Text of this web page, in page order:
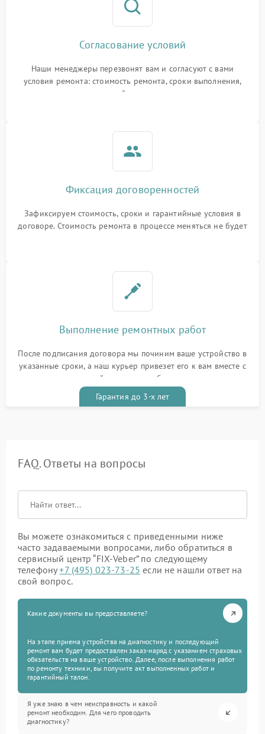
Согласование условий
Наши менеджеры перезвонят вам и согласуют с вами
условия ремонта: стоимость ремонта, сроки выполнения,
гарантийные условия
Фиксация договоренностей
Зафиксируем стоимость, сроки и гарантийные условия в
договоре. Стоимость ремонта в процессе меняться не будет
Выполнение ремонтных работ
После подписания договора мы починим ваше устройство в
указанные сроки, а наш курьер привезет его к вам вместе с
гарантийным талоном бесплатно
Гарантия до 3-х лет
FAQ. Ответы на вопросы
Вы можете ознакомиться с приведенными ниже
часто задаваемыми вопросами, либо обратиться в
сервисный центр “FIX-Veber” по следующему
телефону+7 (495) 023-73-25 если не нашли ответ на
свой вопрос.
Какие документы вы предоставляете?
На этапе приема устройства на диагностику и последующий
ремонт вам будет предоставлен заказ-наряд с указанием страховых
обязательств на ваше устройство. Далее, после выполнения работ
по ремонту техники, вы получите акт выполненных работ и
гарантийный талон.
Я уже знаю в чем неисправность и какой
ремонт необходим. Для чего проводить
диагностику?